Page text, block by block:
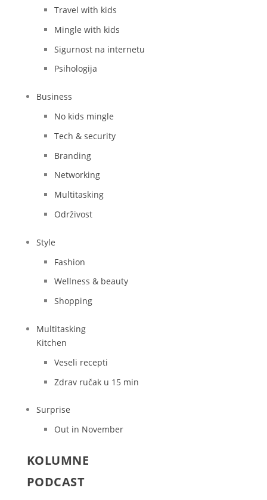
Travel with kids
Mingle with kids
Sigurnost na internetu
Psihologija
Business
No kids mingle
Tech & security
Branding
Networking
Multitasking
Održivost
Style
Fashion
Wellness & beauty
Shopping
Multitasking
Kitchen
Veseli recepti
Zdrav ručak u 15 min
Surprise
Out in November
KOLUMNE
PODCAST